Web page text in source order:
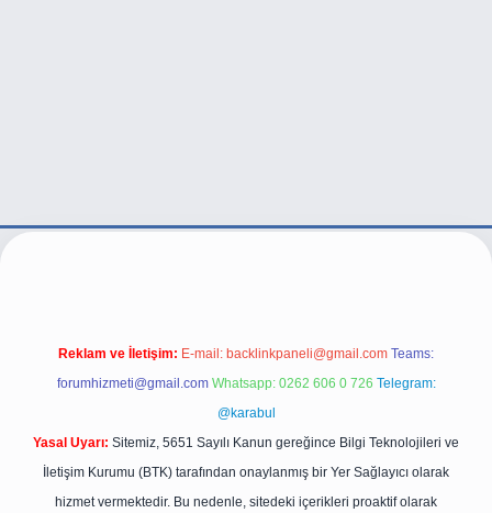
Reklam ve İletişim: E-mail: backlinkpaneli@gmail.com Teams:
forumhizmeti@gmail.com Whatsapp: 0262 606 0 726 Telegram:
@karabul
Yasal Uyarı: Sitemiz, 5651 Sayılı Kanun gereğince Bilgi Teknolojileri ve
İletişim Kurumu (BTK) tarafından onaylanmış bir Yer Sağlayıcı olarak
hizmet vermektedir. Bu nedenle, sitedeki içerikleri proaktif olarak